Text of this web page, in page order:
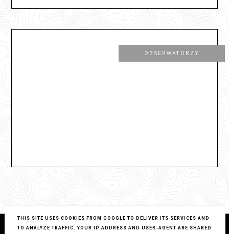
OBSERWATORZY
THIS SITE USES COOKIES FROM GOOGLE TO DELIVER ITS SERVICES AND
TO ANALYZE TRAFFIC. YOUR IP ADDRESS AND USER-AGENT ARE SHARED